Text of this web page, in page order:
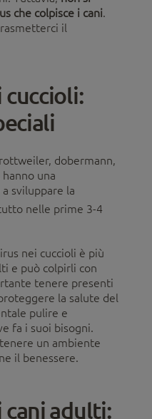
che colpisce i cani
il
cuccioli:
rottweiler, dobermann,
una
sviluppare la
nelle prime 3-4
nei cuccioli è più
e può colpirli con
tenere presenti
la salute del
pulire e
fa i suoi bisogni.
un ambiente
il benessere.
cani adulti: